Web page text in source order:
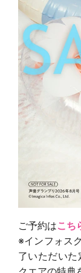
ご予約はこち
※インフォス
了いただいた